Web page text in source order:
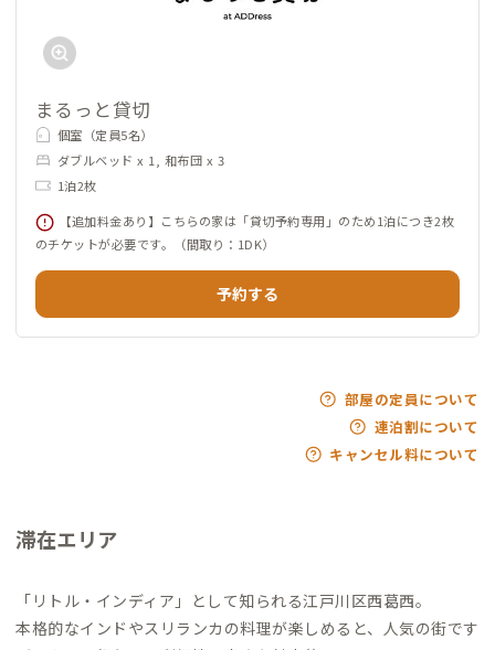
まるっと貸切
個室（定員5名）
ダブルベッド x 1, 和布団 x 3
1泊2枚
【追加料金あり】こちらの家は「貸切予約専用」のため1泊につき2枚
のチケットが必要です。（間取り：1DK）
予約する
部屋の定員について
連泊割について
キャンセル料について
滞在エリア
「リトル・インディア」として知られる江戸川区西葛西。
本格的なインドやスリランカの料理が楽しめると、人気の街です